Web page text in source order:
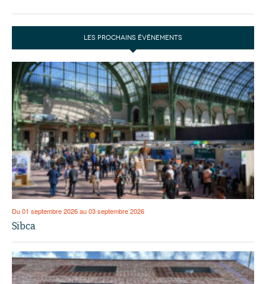
LES PROCHAINS ÉVÉNEMENTS
Du 01 septembre 2026 au 03 septembre 2026
Sibca